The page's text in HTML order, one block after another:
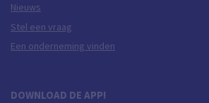
Nieuws
Stel een vraag
Een onderneming vinden
DOWNLOAD DE APP!